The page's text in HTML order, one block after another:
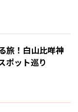
旅！白山比咩神
ポット巡り